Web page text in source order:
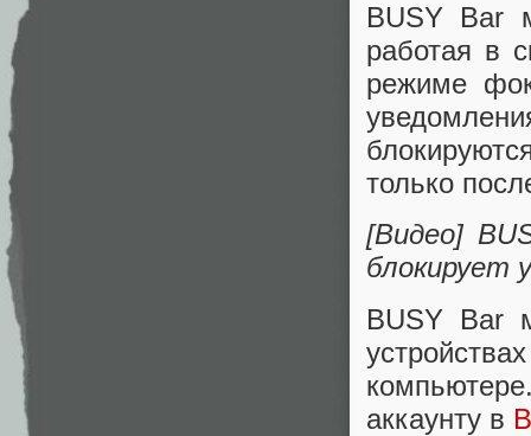
BUSY Bar
работая в
режиме
только
[Видео]
блокирует
BUSY Bar
аккаунту в